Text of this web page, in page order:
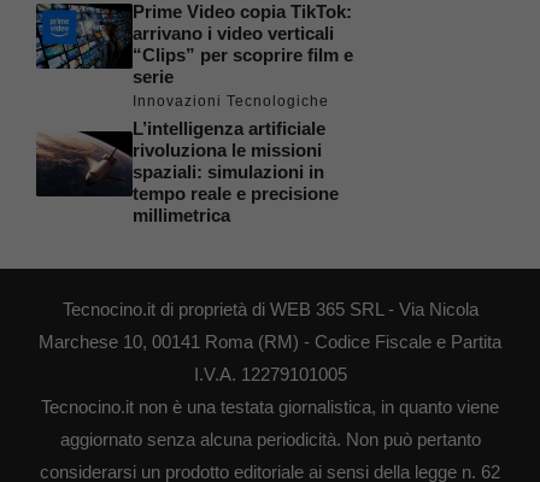
Prime Video copia TikTok:
arrivano i video verticali
“Clips” per scoprire film e
serie
Innovazioni Tecnologiche
L’intelligenza artificiale
rivoluziona le missioni
spaziali: simulazioni in
tempo reale e precisione
millimetrica
Tecnocino.it di proprietà di WEB 365 SRL - Via Nicola
Marchese 10, 00141 Roma (RM) - Codice Fiscale e Partita
I.V.A. 12279101005
Tecnocino.it non è una testata giornalistica, in quanto viene
aggiornato senza alcuna periodicità. Non può pertanto
considerarsi un prodotto editoriale ai sensi della legge n. 62